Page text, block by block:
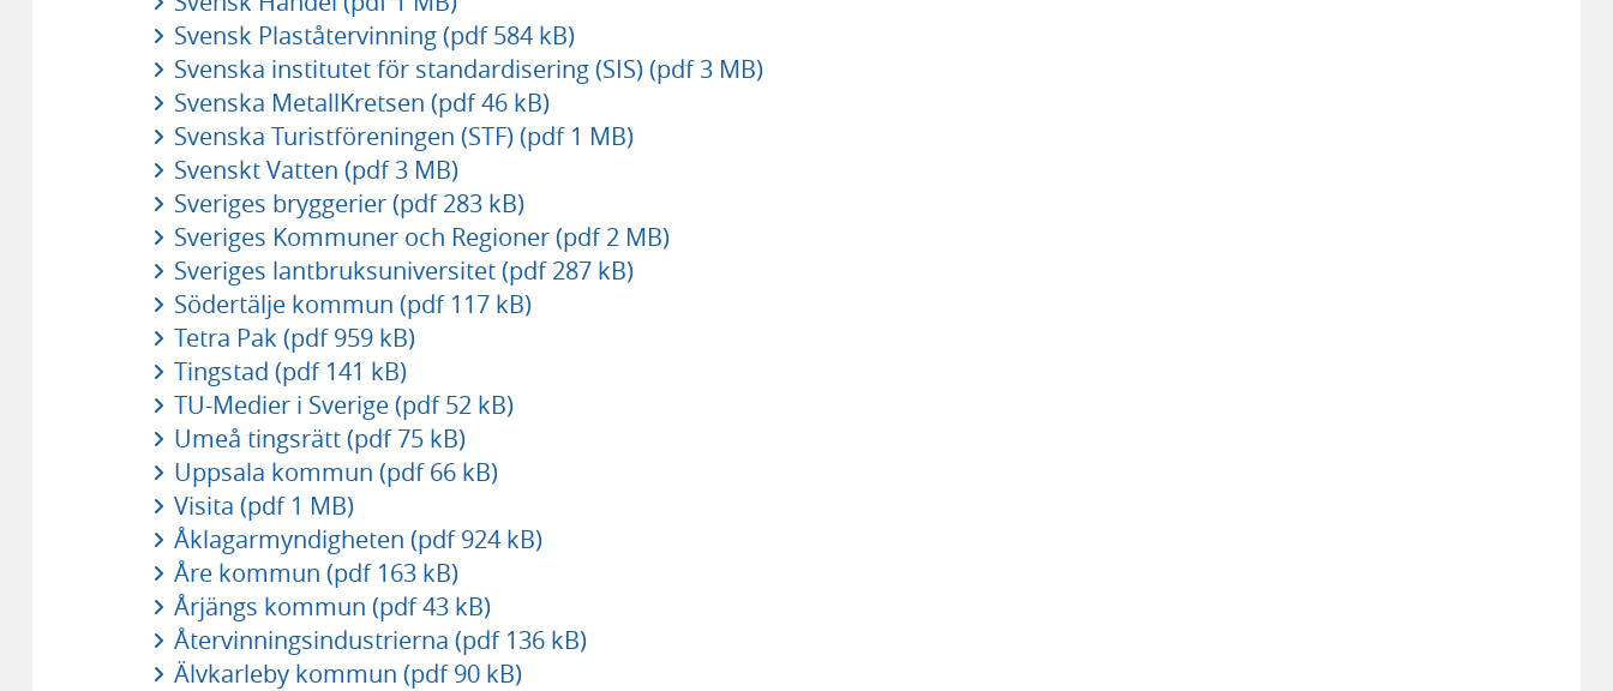
Svensk Plaståtervinning (pdf 584 kB)
Svenska institutet för standardisering (SIS) (pdf 3 MB)
Svenska MetallKretsen (pdf 46 kB)
Svenska Turistföreningen (STF) (pdf 1 MB)
Svenskt Vatten (pdf 3 MB)
Sveriges bryggerier (pdf 283 kB)
Sveriges Kommuner och Regioner (pdf 2 MB)
Sveriges lantbruksuniversitet (pdf 287 kB)
Södertälje kommun (pdf 117 kB)
Tetra Pak (pdf 959 kB)
Tingstad (pdf 141 kB)
TU-Medier i Sverige (pdf 52 kB)
Umeå tingsrätt (pdf 75 kB)
Uppsala kommun (pdf 66 kB)
Visita (pdf 1 MB)
Åklagarmyndigheten (pdf 924 kB)
Åre kommun (pdf 163 kB)
Årjängs kommun (pdf 43 kB)
Återvinningsindustrierna (pdf 136 kB)
Älvkarleby kommun (pdf 90 kB)